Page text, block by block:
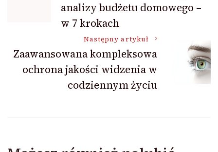
wpisuanalizy budżetu domowego –
w 7 krokach
Następny artykuł
Zaawansowana kompleksowa
ochrona jakości widzenia w
codziennym życiu